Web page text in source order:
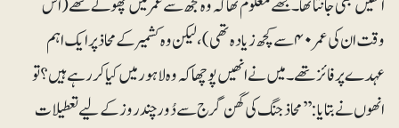
وقت ان کی عمر ۴۰سے کچھ زیادہ تھی)، لیکن وہ کشمیر کے محاذ پر ایک اہم
عہدے پر فائز تھے۔ میں نے انھیں پوچھا کہ وہ لاہور میں کیا کر رہے ہیں؟ تو
انھوں نے بتایا: ’’محاذجنگ کی گھن گرج سے دُور چند روز کے لیے تعطیلات